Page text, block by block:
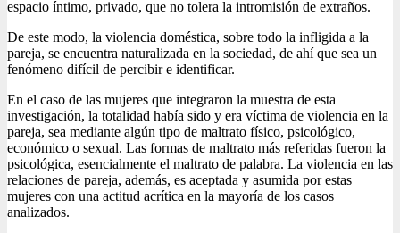
espacio íntimo, privado, que no tolera la intromisión de extraños.
De este modo, la violencia doméstica, sobre todo la infligida a la
pareja, se encuentra naturalizada en la sociedad, de ahí que sea un
fenómeno difícil de percibir e identificar.
En el caso de las mujeres que integraron la muestra de esta
investigación, la totalidad había sido y era víctima de violencia en la
pareja, sea mediante algún tipo de maltrato físico, psicológico,
económico o sexual. Las formas de maltrato más referidas fueron la
psicológica, esencialmente el maltrato de palabra. La violencia en las
relaciones de pareja, además, es aceptada y asumida por estas
mujeres con una actitud acrítica en la mayoría de los casos
analizados.